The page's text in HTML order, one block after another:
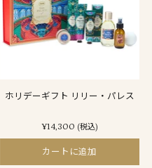
ホリデーギフト リリー・パレス
¥14,300 (税込)
カートに追加